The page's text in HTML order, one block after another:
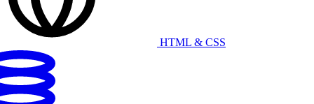
HTML & CSS